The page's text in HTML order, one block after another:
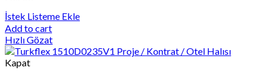
İstek Listeme Ekle
Add to cart
Hızlı Gözat
Kapat